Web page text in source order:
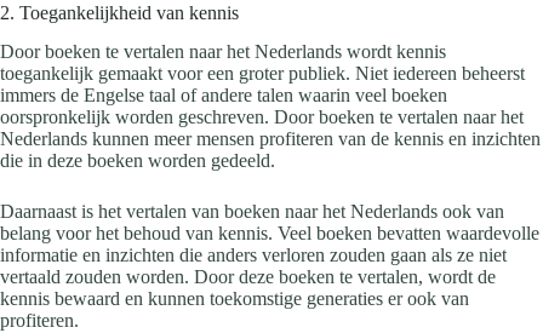
2. Toegankelijkheid van kennis
Door boeken te vertalen naar het Nederlands wordt kennis
toegankelijk gemaakt voor een groter publiek. Niet iedereen beheerst
immers de Engelse taal of andere talen waarin veel boeken
oorspronkelijk worden geschreven. Door boeken te vertalen naar het
Nederlands kunnen meer mensen profiteren van de kennis en inzichten
die in deze boeken worden gedeeld.
Daarnaast is het vertalen van boeken naar het Nederlands ook van
belang voor het behoud van kennis. Veel boeken bevatten waardevolle
informatie en inzichten die anders verloren zouden gaan als ze niet
vertaald zouden worden. Door deze boeken te vertalen, wordt de
kennis bewaard en kunnen toekomstige generaties er ook van
profiteren.